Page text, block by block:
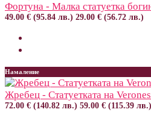
Фортуна - Малка статуетка
49.00 € (95.84 лв.) 29.00 € (56.72 лв.)
Намаление
Жребец - Статуетката на
72.00 € (140.82 лв.) 59.00 € (115.39 лв.)